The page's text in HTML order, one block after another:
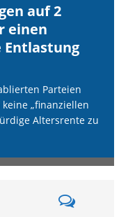
auf 2
einen
Entlastung
Parteien
„finanziellen
Altersrente zu